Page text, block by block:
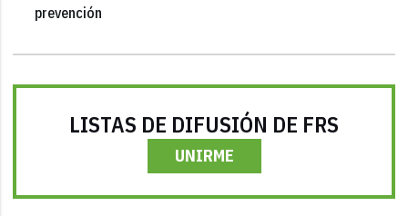
prevención
LISTAS DE DIFUSIÓN DE FRS
UNIRME